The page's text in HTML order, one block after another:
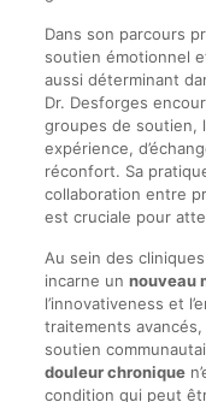
Dans son parcours
soutien émotionnel
aussi déterminant
Dr. Desforges
groupes de soutien,
expérience,
réconfort. Sa
collaboration entre
est cruciale pour
Au sein des
incarne un nouveau
l’innovativeness et
traitements
soutien
douleur chronique
condition qui peut